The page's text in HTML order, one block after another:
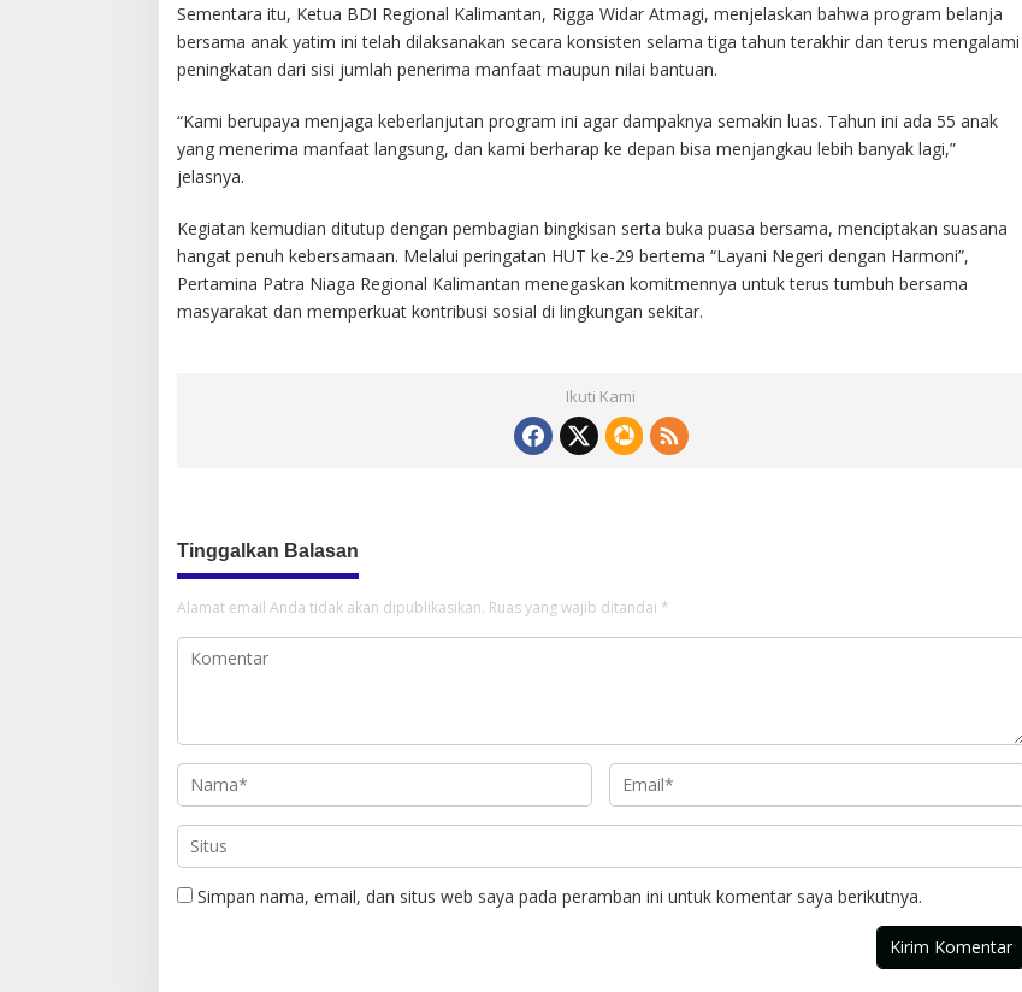
Sementara itu, Ketua BDI Regional Kalimantan, Rigga Widar Atmagi, menjelaskan bahwa program belanja
bersama anak yatim ini telah dilaksanakan secara konsisten selama tiga tahun terakhir dan terus mengalami
peningkatan dari sisi jumlah penerima manfaat maupun nilai bantuan.
“Kami berupaya menjaga keberlanjutan program ini agar dampaknya semakin luas. Tahun ini ada 55 anak
yang menerima manfaat langsung, dan kami berharap ke depan bisa menjangkau lebih banyak lagi,”
jelasnya.
Kegiatan kemudian ditutup dengan pembagian bingkisan serta buka puasa bersama, menciptakan suasana
hangat penuh kebersamaan. Melalui peringatan HUT ke-29 bertema “Layani Negeri dengan Harmoni”,
Pertamina Patra Niaga Regional Kalimantan menegaskan komitmennya untuk terus tumbuh bersama
masyarakat dan memperkuat kontribusi sosial di lingkungan sekitar.
Ikuti Kami
Tinggalkan Balasan
Alamat email Anda tidak akan dipublikasikan. Ruas yang wajib ditandai *
Simpan nama, email, dan situs web saya pada peramban ini untuk komentar saya berikutnya.